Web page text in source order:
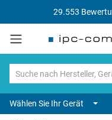
29.553
Wählen Sie Ihr Gerät